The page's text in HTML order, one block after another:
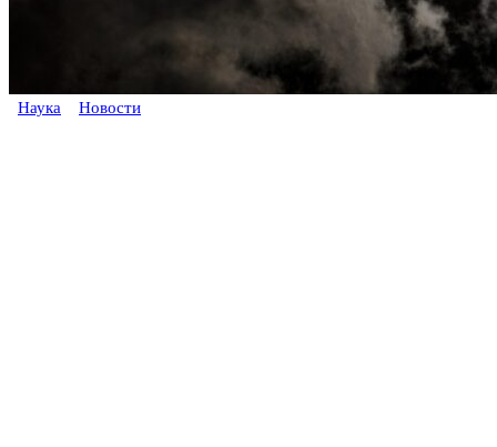
Наука Новости